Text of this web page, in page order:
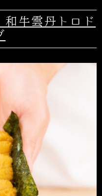
牛雲丹トロド